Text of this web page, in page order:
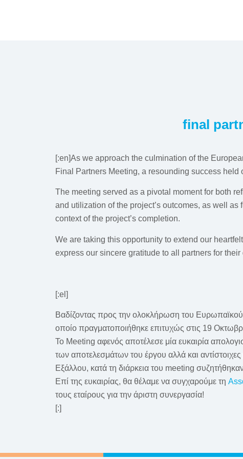
final
[:en]As we approach the culmination of the
Final Partners Meeting, a resounding success
The meeting served as a pivotal moment for both
and utilization of the project’s outcomes, as well
context of the project’s completion.
We are taking this opportunity to extend our
express our sincere gratitude to all partners for
[:el]
Βαδίζοντας προς την ολοκλήρωση του
οποίο πραγματοποιήθηκε επιτυχώς στις 19
Το Meeting αφενός αποτέλεσε μία ευκαιρία
των αποτελεσμάτων του έργου αλλά και
Εξάλλου, κατά τη διάρκεια του meeting
Επί της ευκαιρίας, θα θέλαμε να συγχαρούμε τη
τους εταίρους για την άριστη συνεργασία!
[:]